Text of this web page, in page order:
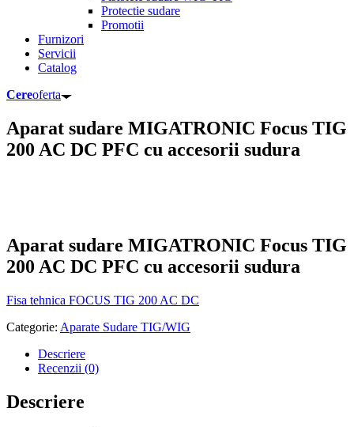
Protectie sudare
Promotii
Furnizori
Servicii
Catalog
Cereoferta
Aparat sudare MIGATRONIC Focus TIG
200 AC DC PFC cu accesorii sudura
Aparat sudare MIGATRONIC Focus TIG
200 AC DC PFC cu accesorii sudura
Fisa tehnica FOCUS TIG 200 AC DC
Categorie: Aparate Sudare TIG/WIG
Descriere
Recenzii (0)
Descriere